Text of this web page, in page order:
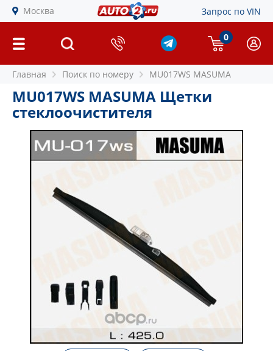
Москва Запрос по VIN
0
Главная Поиск по номеру MU017WS MASUMA
MU017WS MASUMA Щетки
стеклоочистителя